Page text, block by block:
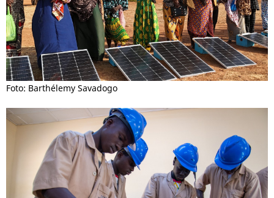
Foto: Barthélemy Savadogo